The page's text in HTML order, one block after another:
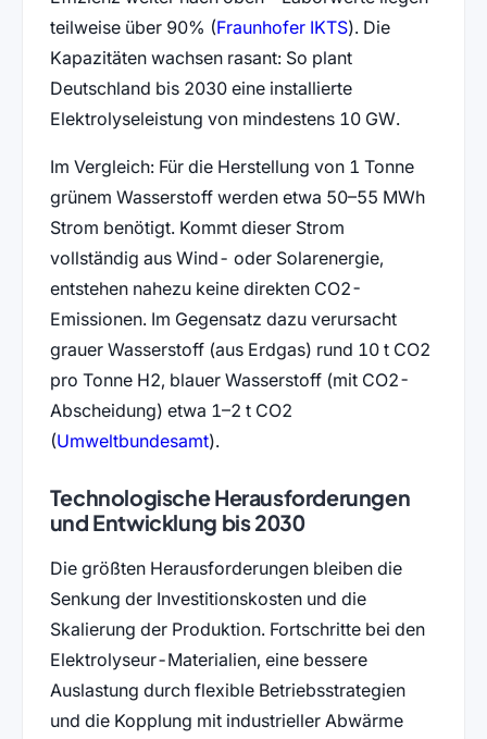
teilweise über 90% (Fraunhofer IKTS(öffnet in neuem
). Die
Kapazitäten wachsen rasant: So plant
Deutschland bis 2030 eine installierte
Elektrolyseleistung von mindestens 10 GW.
Im Vergleich: Für die Herstellung von 1 Tonne
grünem Wasserstoff werden etwa 50–55 MWh
Strom benötigt. Kommt dieser Strom
vollständig aus Wind- oder Solarenergie,
entstehen nahezu keine direkten CO2-
Emissionen. Im Gegensatz dazu verursacht
grauer Wasserstoff (aus Erdgas) rund 10 t CO2
pro Tonne H2, blauer Wasserstoff (mit CO2-
Abscheidung) etwa 1–2 t CO2
(Umweltbundesamt(öffnet in neuem Tab)
).
Technologische Herausforderungen
und Entwicklung bis 2030
Die größten Herausforderungen bleiben die
Senkung der Investitionskosten und die
Skalierung der Produktion. Fortschritte bei den
Elektrolyseur-Materialien, eine bessere
Auslastung durch flexible Betriebsstrategien
und die Kopplung mit industrieller Abwärme